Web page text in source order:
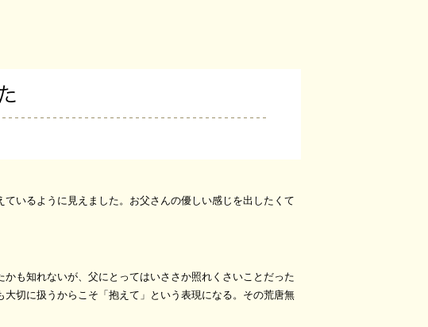
いるように見えました。お父さんの優しい感じを出したくて
も知れないが、父にとってはいささか照れくさいことだった
切に扱うからこそ「抱えて」という表現になる。その荒唐無